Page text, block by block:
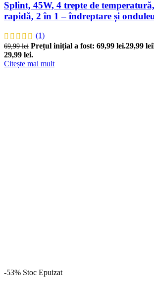
Splint, 45W, 4 trepte de
rapidă, 2 în 1 – îndreptare și
(1)
69,99lei Prețul inițial a fost: 69,99 lei.29,99 lei
29,99 lei.
Citește mai mult
-53% Stoc Epuizat